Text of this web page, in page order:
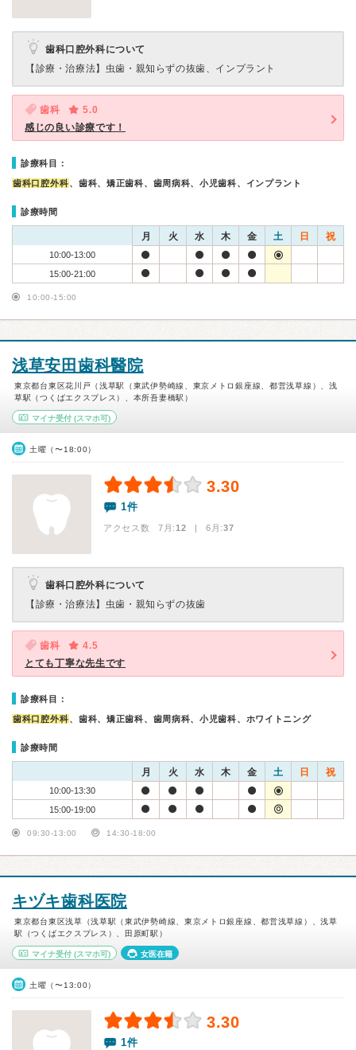
歯科口腔外科について
【診療・治療法】 虫歯・親知らずの抜歯、インプラント
歯科
5.0
感じの良い診療です！
診療科目：
歯科口腔外科、歯科、矯正歯科、歯周病科、小児歯科、インプラント
診療時間
月 火 水 木 金 土 日 祝
10:00-13:00
15:00-21:00
10:00-15:00
浅草安田歯科醫院
東京都台東区花川戸（浅草駅（東武伊勢崎線、東京メトロ銀座線、都営浅草線）、浅
草駅（つくばエクスプレス）、本所吾妻橋駅）
マイナ受付 (スマホ可)
土曜（〜18:00）
3.30
1件
アクセス数 7月:12 | 6月:37
歯科口腔外科について
【診療・治療法】 虫歯・親知らずの抜歯
歯科
4.5
とても丁寧な先生です
診療科目：
歯科口腔外科、歯科、矯正歯科、歯周病科、小児歯科、ホワイトニング
診療時間
月 火 水 木 金 土 日 祝
10:00-13:30
15:00-19:00
09:30-13:00 14:30-18:00
キヅキ歯科医院
東京都台東区浅草（浅草駅（東武伊勢崎線、東京メトロ銀座線、都営浅草線）、浅草
駅（つくばエクスプレス）、田原町駅）
マイナ受付 (スマホ可) 女医在籍
土曜（〜13:00）
3.30
1件